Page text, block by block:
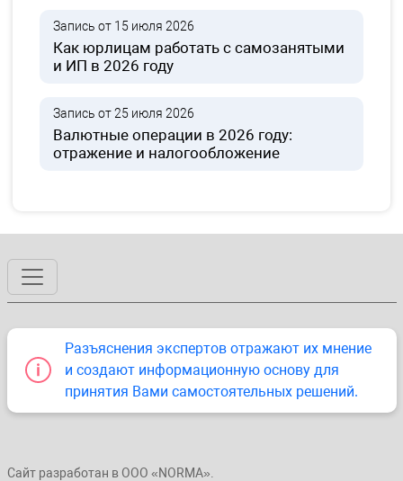
Запись от 15 июля 2026
Как юрлицам работать с самозанятыми
и ИП в 2026 году
Запись от 25 июля 2026
Валютные операции в 2026 году:
отражение и налогообложение
Разъяснения экспертов отражают их мнение
и создают информационную основу для
принятия Вами самостоятельных решений.
Сайт разработан в ООО «NORMA».